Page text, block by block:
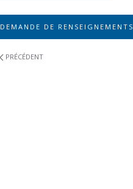
DEMANDE DE RENSEIGNEMENTS
PRÉCÉDENT